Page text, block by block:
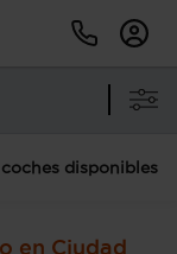
coches disponibles
en Ciudad